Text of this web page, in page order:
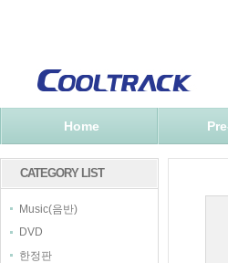
Home
CATEGORY LIST
Music(음반)
DVD
한정판